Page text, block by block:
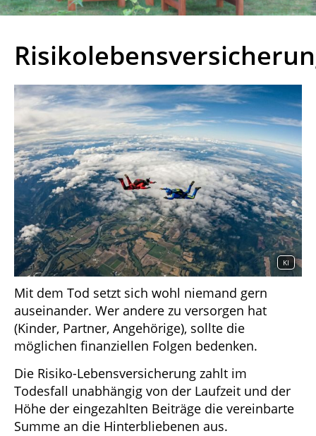
KI
Mit dem Tod setzt sich wohl niemand gern
auseinander. Wer andere zu versorgen hat
(Kinder, Partner, Angehörige), sollte die
möglichen finanziellen Folgen bedenken.
Die Risiko-Lebensversicherung zahlt im
Todesfall unabhängig von der Laufzeit und der
Höhe der eingezahlten Beiträge die vereinbarte
Summe an die Hinterbliebenen aus.